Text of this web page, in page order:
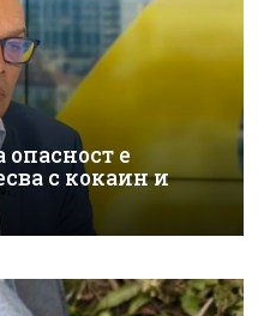
е
с кокаин и